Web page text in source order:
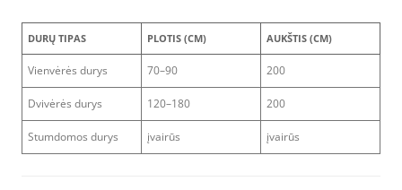
DURŲ TIPAS PLOTIS (CM) AUKŠTIS (CM)
Vienvėrės durys 70–90 200
Dvivėrės durys 120–180 200
Stumdomos durys įvairūs įvairūs